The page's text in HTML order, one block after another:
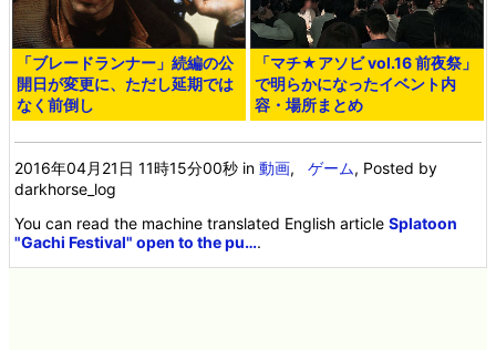
「ブレードランナー」続編の公
開日が変更に、ただし延期では
なく前倒し
「マチ★アソビ vol.16 前夜祭」
で明らかになったイベント内
容・場所まとめ
2016年04月21日 11時15分00秒 in動画,ゲーム, Posted by
darkhorse_log
You can read the machine translated English articleSplatoon
"Gachi Festival" open to the pu….